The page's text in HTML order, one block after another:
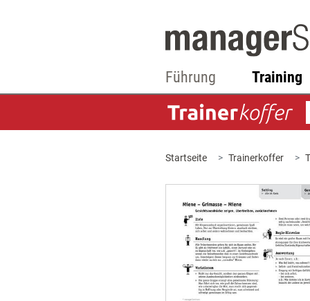
Führung Training
Startseite Trainerkoffer